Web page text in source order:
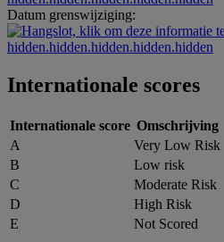
Datum grenswijziging:
hidden.hidden.hidden.hidden.hidden
Internationale scores
Internationale score Omschrijving
A
Very Low Risk
B
Low risk
C
Moderate Risk
D
High Risk
E
Not Scored